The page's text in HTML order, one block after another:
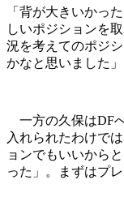
「背が大きいかっ
しいポジションを
況を考えてのポジ
かなと思いました」
一方の久保はDF
入れられたわけで
ョンでもいいから
った」。まずはプ